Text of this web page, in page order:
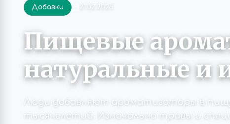
Добавки 21.02.2025
Пищевые
натуральные и
Люди добавляют ароматизаторы в
тысячелетий. Изначально травы и